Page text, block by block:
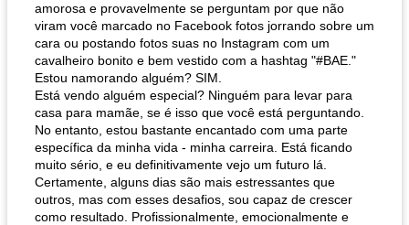
amorosa e provavelmente se perguntam por que não
viram você marcado no Facebook fotos jorrando sobre um
cara ou postando fotos suas no Instagram com um
cavalheiro bonito e bem vestido com a hashtag "#BAE."
Estou namorando alguém? SIM.
Está vendo alguém especial? Ninguém para levar para
casa para mamãe, se é isso que você está perguntando.
No entanto, estou bastante encantado com uma parte
específica da minha vida - minha carreira. Está ficando
muito sério, e eu definitivamente vejo um futuro lá.
Certamente, alguns dias são mais estressantes que
outros, mas com esses desafios, sou capaz de crescer
como resultado. Profissionalmente, emocionalmente e